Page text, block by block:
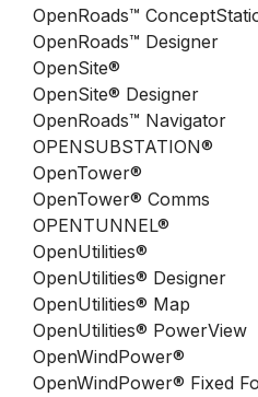
OpenRoads™
OpenRoads™ Designer
OpenSite®
OpenSite® Designer
OpenRoads™ Navigator
OPENSUBSTATION®
OpenTower®
OpenTower® Comms
OPENTUNNEL®
OpenUtilities®
OpenUtilities® Designer
OpenUtilities® Map
OpenUtilities® PowerView
OpenWindPower®
OpenWindPower® Fixed